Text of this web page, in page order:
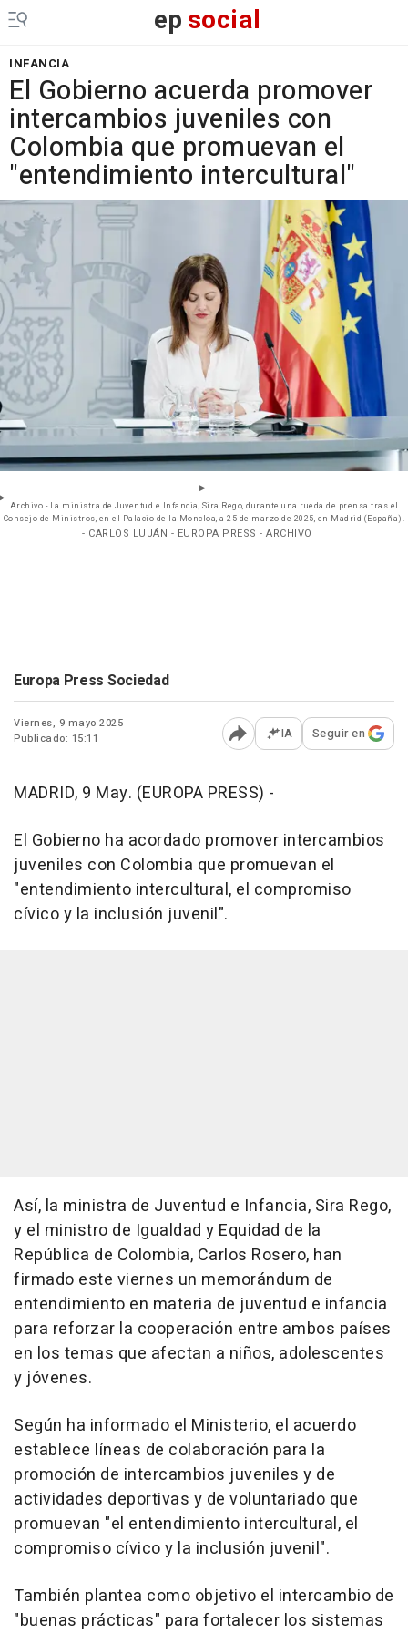
epsocial
INFANCIA
El Gobierno acuerda promover
intercambios juveniles con
Colombia que promuevan el
"entendimiento intercultural"
Archivo - La ministra de Juventud e Infancia, Sira Rego, durante una rueda de prensa tras el
Consejo de Ministros, en el Palacio de la Moncloa, a 25 de marzo de 2025, en Madrid (España).
- CARLOS LUJÁN - EUROPA PRESS - ARCHIVO
Europa Press Sociedad
Viernes, 9 mayo 2025
Publicado: 15:11
Abrir opciones para
IA Seguir en
MADRID, 9 May. (EUROPA PRESS) -
El Gobierno ha acordado promover intercambios
juveniles con Colombia que promuevan el
"entendimiento intercultural, el compromiso
cívico y la inclusión juvenil".
Así, la ministra de Juventud e Infancia, Sira Rego,
y el ministro de Igualdad y Equidad de la
República de Colombia, Carlos Rosero, han
firmado este viernes un memorándum de
entendimiento en materia de juventud e infancia
para reforzar la cooperación entre ambos países
en los temas que afectan a niños, adolescentes
y jóvenes.
Según ha informado el Ministerio, el acuerdo
establece líneas de colaboración para la
promoción de intercambios juveniles y de
actividades deportivas y de voluntariado que
promuevan "el entendimiento intercultural, el
compromiso cívico y la inclusión juvenil".
También plantea como objetivo el intercambio de
"buenas prácticas" para fortalecer los sistemas